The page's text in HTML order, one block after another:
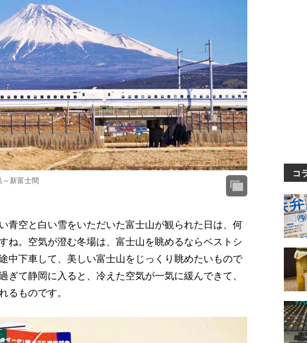
新富士間
青空と白い雪をいただいた富士山が観られた日は、何
ね。空気が澄む冬場は、富士山を眺めるならベストシ
中下車して、美しい富士山をじっくり眺めたいもので
ぎて静岡に入ると、冷えた空気が一気に緩んできて、
るものです。
コ